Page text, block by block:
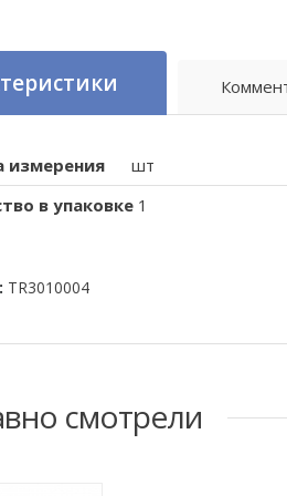
измерения
шт
в упаковке 1
TR3010004
смотрели